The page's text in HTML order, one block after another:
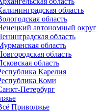
область
область
автономный округ
область
область
область
область
Карелия
Коми
Петербург
Приволжье